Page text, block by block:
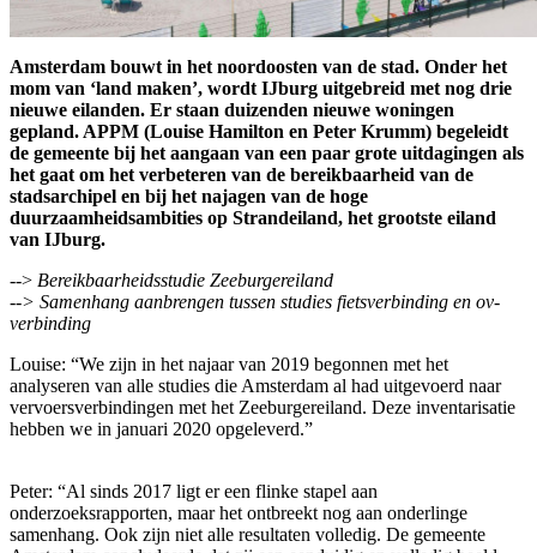
Amsterdam bouwt in het noordoosten van de stad. Onder het
mom van ‘land maken’, wordt IJburg uitgebreid met nog drie
nieuwe eilanden. Er staan duizenden nieuwe woningen
gepland. APPM (Louise Hamilton en Peter Krumm) begeleidt
de gemeente bij het aangaan van een paar grote uitdagingen als
het gaat om het verbeteren van de bereikbaarheid van de
stadsarchipel en bij het najagen van de hoge
duurzaamheidsambities op Strandeiland, het grootste eiland
van IJburg.
--> Bereikbaarheidsstudie Zeeburgereiland
--> Samenhang aanbrengen tussen studies fietsverbinding en ov-
verbinding
Louise: “We zijn in het najaar van 2019 begonnen met het
analyseren van alle studies die Amsterdam al had uitgevoerd naar
vervoersverbindingen met het Zeeburgereiland. Deze inventarisatie
hebben we in januari 2020 opgeleverd.”
Peter: “Al sinds 2017 ligt er een flinke stapel aan
onderzoeksrapporten, maar het ontbreekt nog aan onderlinge
samenhang. Ook zijn niet alle resultaten volledig. De gemeente